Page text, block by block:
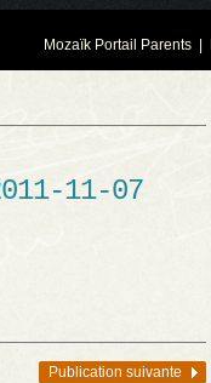
Mozaïk Portail Parents
11-07
Publication suivante